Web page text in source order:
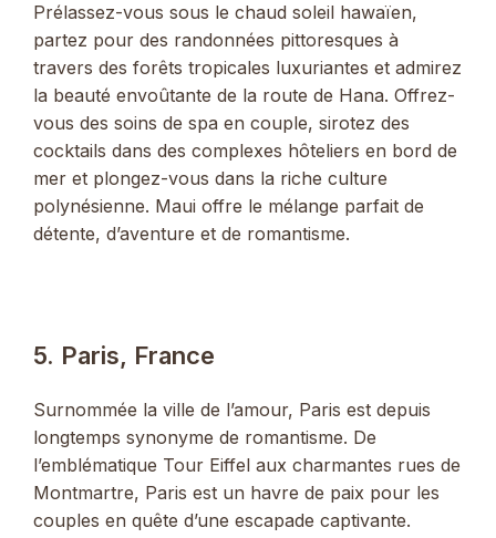
Prélassez-vous sous le chaud soleil hawaïen,
partez pour des randonnées pittoresques à
travers des forêts tropicales luxuriantes et admirez
la beauté envoûtante de la route de Hana. Offrez-
vous des soins de spa en couple, sirotez des
cocktails dans des complexes hôteliers en bord de
mer et plongez-vous dans la riche culture
polynésienne. Maui offre le mélange parfait de
détente, d’aventure et de romantisme.
5. Paris, France
Surnommée la ville de l’amour, Paris est depuis
longtemps synonyme de romantisme. De
l’emblématique Tour Eiffel aux charmantes rues de
Montmartre, Paris est un havre de paix pour les
couples en quête d’une escapade captivante.